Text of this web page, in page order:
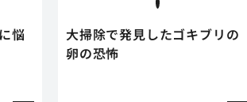
悩
大掃除で発見したゴキブリの
卵の恐怖